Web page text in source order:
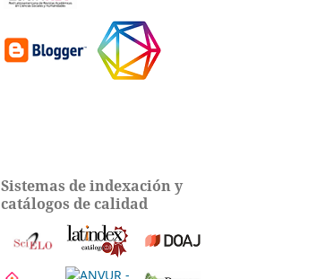
Sistemas de indexación y
catálogos de calidad